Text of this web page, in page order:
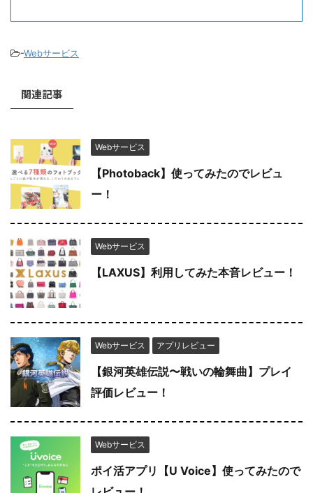
-Webサービス
関連記事
Webサービス
【Photoback】使ってみたのでレビュ
ー！
Webサービス
【LAXUS】利用してみた本音レビュー！
Webサービス アプリレビュー
【銀河英雄伝説〜戦いの輪舞曲】プレイ
評価レビュー！
Webサービス
ポイ活アプリ【U Voice】使ってみたので